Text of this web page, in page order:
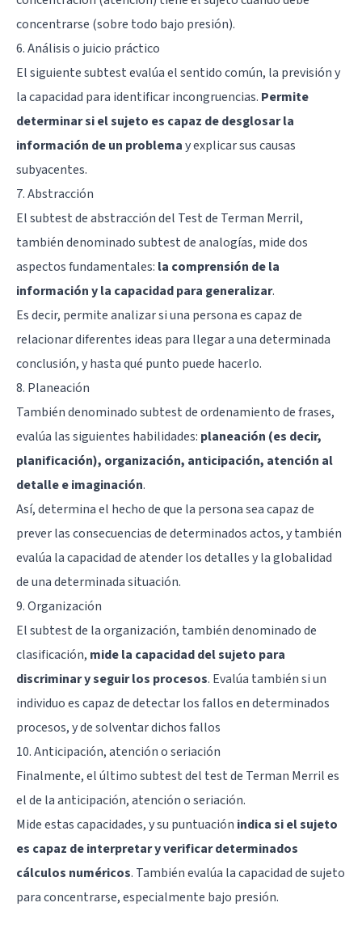
concentrarse (sobre todo bajo presión).
6. Análisis o juicio práctico
El siguiente subtest evalúa el sentido común, la previsión y
la capacidad para identificar incongruencias. Permite
determinar si el sujeto es capaz de desglosar la
información de un problemay explicar sus causas
subyacentes.
7. Abstracción
El subtest de abstracción del Test de Terman Merril,
también denominado subtest de analogías, mide dos
aspectos fundamentales: la comprensión de la
información y la capacidad para generalizar.
Es decir, permite analizar si una persona es capaz de
relacionar diferentes ideas para llegar a una determinada
conclusión, y hasta qué punto puede hacerlo.
8. Planeación
También denominado subtest de ordenamiento de frases,
evalúa las siguientes habilidades: planeación (es decir,
planificación), organización, anticipación, atención al
detalle e imaginación.
Así, determina el hecho de que la persona sea capaz de
prever las consecuencias de determinados actos, y también
evalúa la capacidad de atender los detalles y la globalidad
de una determinada situación.
9. Organización
El subtest de la organización, también denominado de
clasificación, mide la capacidad del sujeto para
discriminar y seguir los procesos. Evalúa también si un
individuo es capaz de detectar los fallos en determinados
procesos, y de solventar dichos fallos
10. Anticipación, atención o seriación
Finalmente, el último subtest del test de Terman Merril es
el de la anticipación, atención o seriación.
Mide estas capacidades, y su puntuación indica si el sujeto
es capaz de interpretar y verificar determinados
cálculos numéricos. También evalúa la capacidad de sujeto
para concentrarse, especialmente bajo presión.